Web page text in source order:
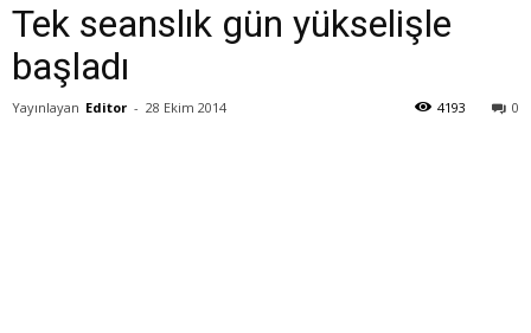
Tek seanslık gün yükselişle
başladı
Yayınlayan Editor - 28 Ekim 2014 0
4193